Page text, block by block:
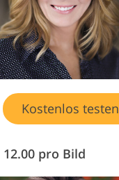
Kostenlos testen
12.00 pro Bild